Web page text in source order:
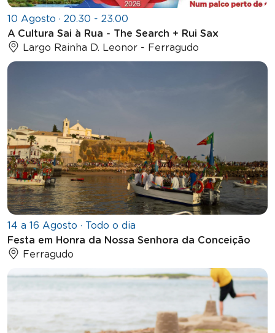
10 Agosto · 20.30 - 23.00
A Cultura Sai à Rua - The Search + Rui Sax
Largo Rainha D. Leonor - Ferragudo
14 a 16 Agosto · Todo o dia
Festa em Honra da Nossa Senhora da Conceição
Ferragudo